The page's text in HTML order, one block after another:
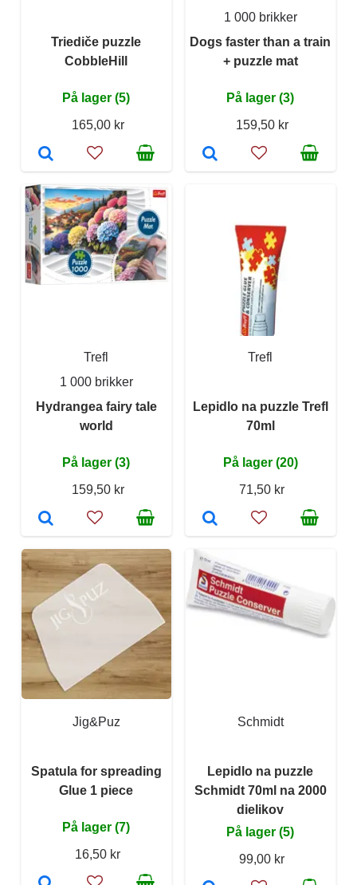
Triediče puzzle
CobbleHill
På lager (5)
165,00 kr
1 000 brikker
Dogs faster than a train
+ puzzle mat
På lager (3)
159,50 kr
Trefl
1 000 brikker
Hydrangea fairy tale
world
På lager (3)
159,50 kr
Trefl
Lepidlo na puzzle Trefl
70ml
På lager (20)
71,50 kr
Jig&Puz
Spatula for spreading
Glue 1 piece
På lager (7)
16,50 kr
Schmidt
Lepidlo na puzzle
Schmidt 70ml na 2000
dielikov
På lager (5)
99,00 kr